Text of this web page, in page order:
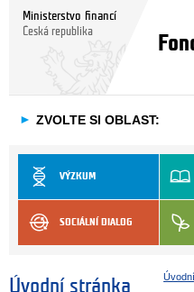
Ministerstvo financí
Česká republika
► ZVOLTE SI OBLAST:
VÝZKUM
SOCIÁLNÍ DIALOG
Úvodní stránka